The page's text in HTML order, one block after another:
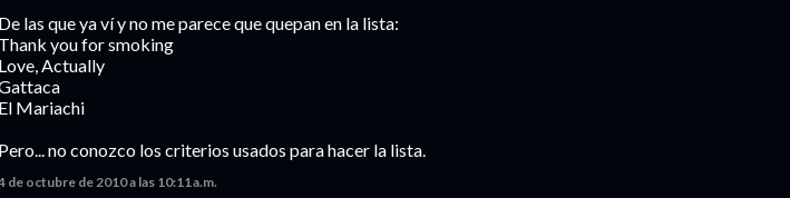
De las que ya ví y no me parece que quepan en la lista:
Thank you for smoking
Love, Actually
El Mariachi
Pero... no conozco los criterios usados para hacer la lista.
de octubre de 2010 a las 10:11 a.m.